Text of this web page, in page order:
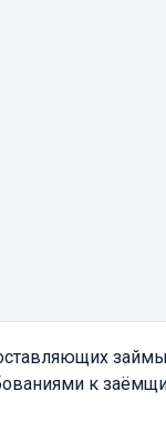
займы
к